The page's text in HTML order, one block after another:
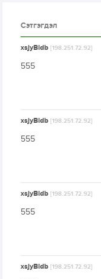
Сэтгэгдэл
xsjyBldb[198.251.72.92]
555
xsjyBldb[198.251.72.92]
555
xsjyBldb[198.251.72.92]
555
xsjyBldb[198.251.72.92]